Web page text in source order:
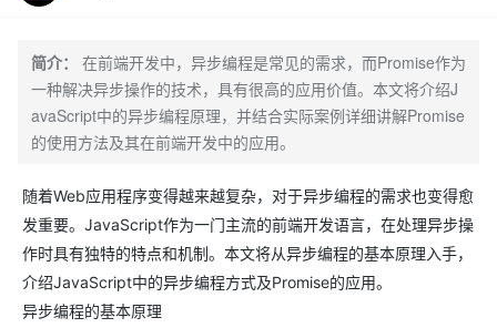
简介：
在前端开发中，异步编程是常见的需求，而Promise作为
一种解决异步操作的技术，具有很高的应用价值。本文将介绍J
avaScript中的异步编程原理，并结合实际案例详细讲解Promise
的使用方法及其在前端开发中的应用。
随着Web应用程序变得越来越复杂，对于异步编程的需求也变得愈
发重要。JavaScript作为一门主流的前端开发语言，在处理异步操
作时具有独特的特点和机制。本文将从异步编程的基本原理入手，
介绍JavaScript中的异步编程方式及Promise的应用。
异步编程的基本原理